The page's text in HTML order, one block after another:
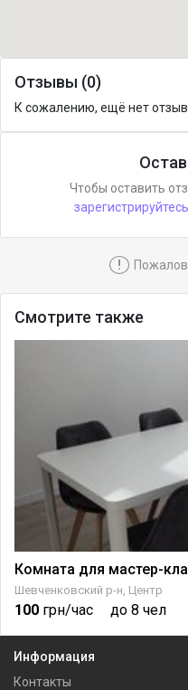
Отзывы (0)
К сожалению, ещё нет
Чтобы оставить
зарегистрируйтесь
!
Смотрите также
Комната для мастер-
Шевченковский р-н, Центр
100 грн/час до 8 чел
Информация
Контакты